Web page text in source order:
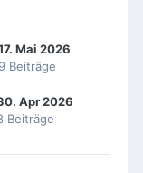
Mai 2026
9 Beiträge
Apr 2026
Beiträge